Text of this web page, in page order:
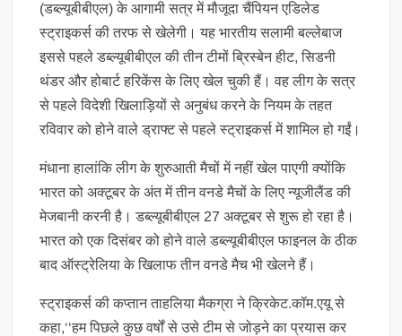
(डब्ल्यूबीबीएल) के आगामी सत्र में मौजूदा चैंपियन एडिलेड
स्ट्राइकर्स की तरफ से खेलेगी। यह भारतीय सलामी बल्लेबाज
इससे पहले डब्ल्यूबीबीएल की तीन टीमों ब्रिस्बेन हीट, सिडनी
थंडर और होबार्ट हरिकेंस के लिए खेल चुकी हैं। वह लीग के सत्र
से पहले विदेशी खिलाड़ियों से अनुबंध करने के नियम के तहत
रविवार को होने वाले ड्राफ्ट से पहले स्ट्राइकर्स में शामिल हो गईं।
मंधाना हालांकि लीग के शुरुआती मैचों में नहीं खेल पाएगी क्योंकि
भारत को अक्टूबर के अंत में तीन वनडे मैचों के लिए न्यूजीलैंड की
मेजबानी करनी है। डब्ल्यूबीबीएल 27 अक्टूबर से शुरू हो रहा है।
भारत को एक दिसंबर को होने वाले डब्ल्यूबीबीएल फाइनल के ठीक
बाद ऑस्ट्रेलिया के खिलाफ तीन वनडे मैच भी खेलने हैं।
स्ट्राइकर्स की कप्तान ताहलिया मैकग्रा ने क्रिकेट.कॉम.एयू से
कहा,‘‘हम पिछले कुछ वर्षों से उसे टीम से जोड़ने का प्रयास कर